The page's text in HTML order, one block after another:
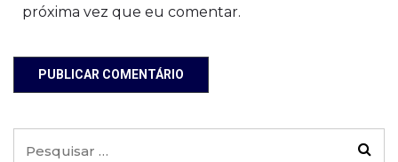
próxima vez que eu comentar.
PUBLICAR COMENTÁRIO